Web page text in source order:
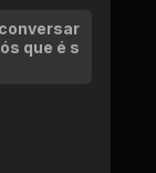
que é s